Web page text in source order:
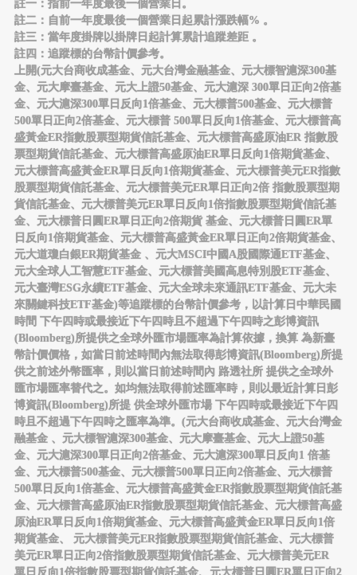
註一：指前一年度最後一個營業日。
註二：自前一年度最後一個營業日起累計漲跌幅% 。
註三：當年度掛牌以掛牌日起計算累計追蹤差距 。
註四：追蹤標的台幣計價參考。
上開(元大台商收成基金、元大台灣金融基金、元大標智滬深300基
金、元大摩臺基金、元大上證50基金、元大滬深 300單日正向2倍基
金、元大滬深300單日反向1倍基金、元大標普500基金、元大標普
500單日正向2倍基金、元大標普 500單日反向1倍基金、元大標普高
盛黃金ER指數股票型期貨信託基金、元大標普高盛原油ER 指數股
票型期貨信託基金、元大標普高盛原油ER單日反向1倍期貨基金、
元大標普高盛黃金ER單日反向1倍期貨基金、元大標普美元ER指數
股票型期貨信託基金、元大標普美元ER單日正向2倍 指數股票型期
貨信託基金、元大標普美元ER單日反向1倍指數股票型期貨信託基
金、元大標普日圓ER單日正向2倍期貨 基金、元大標普日圓ER單
日反向1倍期貨基金、元大標普高盛黃金ER單日正向2倍期貨基金、
元大道瓊白銀ER期貨基金 、元大MSCI中國A股國際通ETF基金、
元大全球人工智慧ETF基金、元大標普美國高息特別股ETF基金、
元大臺灣ESG永續ETF基金、元大全球未來通訊ETF基金、元大未
來關鍵科技ETF基金)等追蹤標的台幣計價參考，以計算日中華民國
時間 下午四時或最接近下午四時且不超過下午四時之彭博資訊
(Bloomberg)所提供之全球外匯市場匯率為計算依據，換算 為新臺
幣計價價格，如當日前述時間內無法取得彭博資訊(Bloomberg)所提
供之前述外幣匯率，則以當日前述時間內 路透社所 提供之全球外
匯市場匯率替代之。如均無法取得前述匯率時，則以最近計算日彭
博資訊(Bloomberg)所提 供全球外匯市場 下午四時或最接近下午四
時且不超過下午四時之匯率為準。(元大台商收成基金、元大台灣金
融基金 、元大標智滬深300基金、元大摩臺基金、元大上證50基
金、元大滬深300單日正向2倍基金、元大滬深300單日反向1 倍基
金、元大標普500基金、元大標普500單日正向2倍基金、元大標普
500單日反向1倍基金、元大標普高盛黃金ER指數股票型期貨信託基
金、元大標普高盛原油ER指數股票型期貨信託基金、元大標普高盛
原油ER單日反向1倍期貨基金、元大標普高盛黃金ER單日反向1倍
期貨基金、 元大標普美元ER指數股票型期貨信託基金、元大標普
美元ER單日正向2倍指數股票型期貨信託基金、元大標普美元ER
單日反向1倍指數股票型期貨信託基金、元大標普日圓ER單日正向2